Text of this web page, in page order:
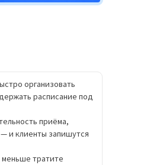
организовать
расписание под
приёма,
и клиенты запишутся
тратите